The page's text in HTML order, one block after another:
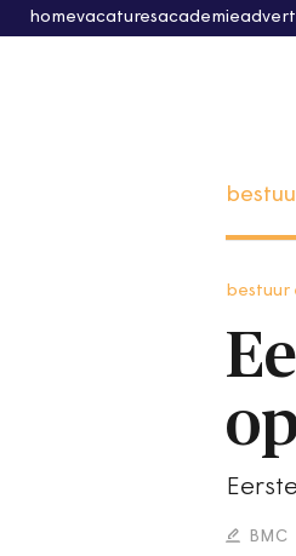
homevacaturesacademie
bestuur
BMC